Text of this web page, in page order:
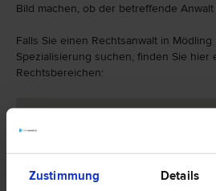
Zustimmung Details
Bild machen, ob der betreffende
Falls Sie einen Rechtsanwalt in
Spezialisierung suchen, finden Sie hier
Rechtsbereichen: